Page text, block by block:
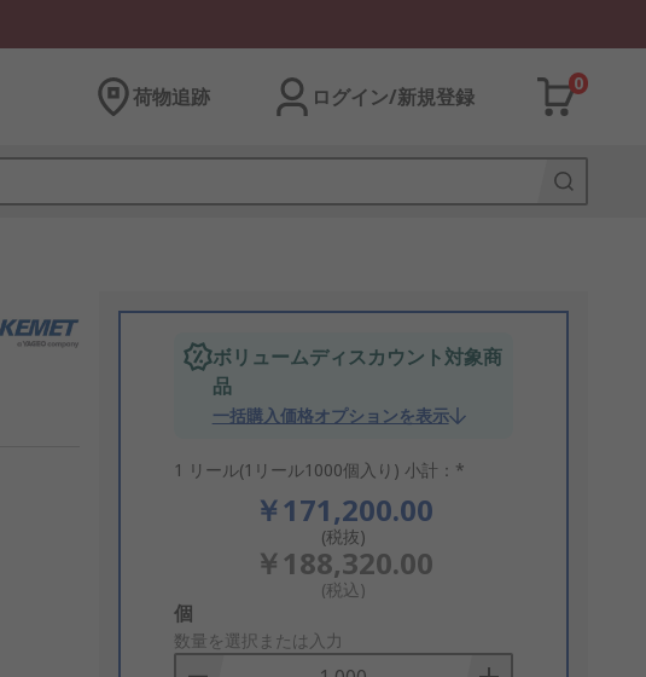
荷物追跡 ログイン/新規登録
0
ボリュームディスカウント対象商
品
一括購入価格オプションを表示
1 リール(1リール1000個入り) 小計：*
￥171,200.00
(税抜)
￥188,320.00
(税込)
Add
to
Basket
個
数量を選択または入力